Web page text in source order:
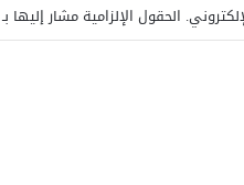
الحقول الإلزامية مشار إليها بـ